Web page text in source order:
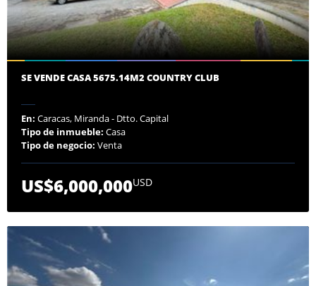
SE VENDE CASA 5675.14M2 COUNTRY CLUB
En: Caracas, Miranda - Dtto. Capital
Tipo de inmueble: Casa
Tipo de negocio: Venta
US$6,000,000USD